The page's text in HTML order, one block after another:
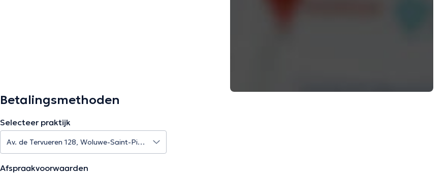
Betalingsmethoden
Selecteer praktijk
Afspraakvoorwaarden